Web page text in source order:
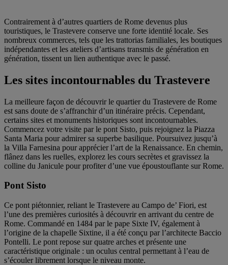
Contrairement à d’autres quartiers de Rome devenus plus
touristiques, le Trastevere conserve une forte identité locale. Ses
nombreux commerces, tels que les trattorias familiales, les boutiques
indépendantes et les ateliers d’artisans transmis de génération en
génération, tissent un lien authentique avec le passé.
Les sites incontournables du Trastevere
La meilleure façon de découvrir le quartier du Trastevere de Rome
est sans doute de s’affranchir d’un itinéraire précis. Cependant,
certains sites et monuments historiques sont incontournables.
Commencez votre visite par le pont Sisto, puis rejoignez la Piazza
Santa Maria pour admirer sa superbe basilique. Poursuivez jusqu’à
la Villa Farnesina pour apprécier l’art de la Renaissance. En chemin,
flânez dans les ruelles, explorez les cours secrètes et gravissez la
colline du Janicule pour profiter d’une vue époustouflante sur Rome.
Pont Sisto
Ce pont piétonnier, reliant le Trastevere au Campo de’ Fiori, est
l’une des premières curiosités à découvrir en arrivant du centre de
Rome. Commandé en 1484 par le pape Sixte IV, également à
l’origine de la chapelle Sixtine, il a été conçu par l’architecte Baccio
Pontelli. Le pont repose sur quatre arches et présente une
caractéristique originale : un oculus central permettant à l’eau de
s’écouler librement lorsque le niveau monte.